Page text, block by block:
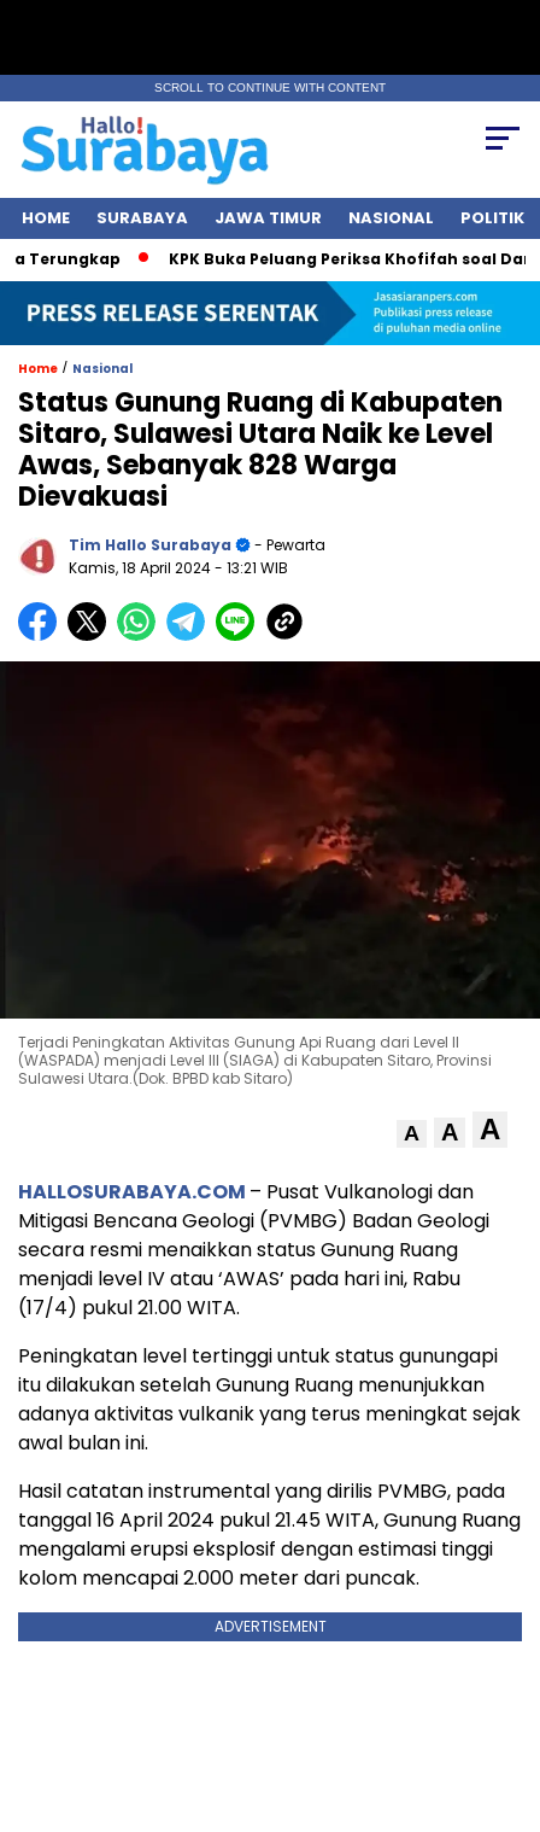
SCROLL TO CONTINUE WITH CONTENT
HOME SURABAYA JAWA TIMUR NASIONAL POLITIK
KPK Buka Peluang Periksa Khofifah soal Dana
Home / Nasional
Status Gunung Ruang di Kabupaten
Sitaro, Sulawesi Utara Naik ke Level
Awas, Sebanyak 828 Warga
Dievakuasi
Tim Hallo Surabaya
- Pewarta
Kamis, 18 April 2024- 13:21 WIB
Terjadi Peningkatan Aktivitas Gunung Api Ruang dari Level II
(WASPADA) menjadi Level III (SIAGA) di Kabupaten Sitaro, Provinsi
Sulawesi Utara.(Dok. BPBD kab Sitaro)
A A A
HALLOSURABAYA.COM – Pusat Vulkanologi dan
Mitigasi Bencana Geologi (PVMBG) Badan Geologi
secara resmi menaikkan status Gunung Ruang
menjadi level IV atau ‘AWAS’ pada hari ini, Rabu
(17/4) pukul 21.00 WITA.
Peningkatan level tertinggi untuk status gunungapi
itu dilakukan setelah Gunung Ruang menunjukkan
adanya aktivitas vulkanik yang terus meningkat sejak
awal bulan ini.
Hasil catatan instrumental yang dirilis PVMBG, pada
tanggal 16 April 2024 pukul 21.45 WITA, Gunung Ruang
mengalami erupsi eksplosif dengan estimasi tinggi
kolom mencapai 2.000 meter dari puncak.
ADVERTISEMENT